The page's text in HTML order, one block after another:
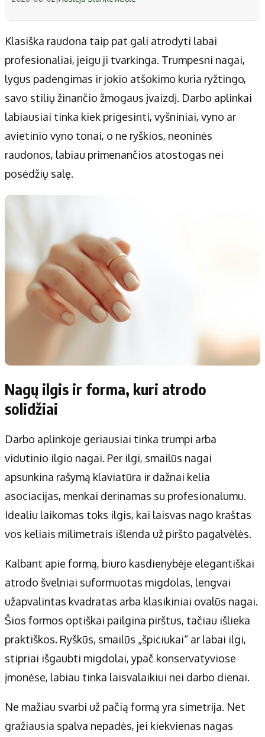
Klasiška raudona taip pat gali atrodyti labai
profesionaliai, jeigu ji tvarkinga. Trumpesni nagai,
lygus padengimas ir jokio atšokimo kuria ryžtingo,
savo stilių žinančio žmogaus įvaizdį. Darbo aplinkai
labiausiai tinka kiek prigesinti, vyšniniai, vyno ar
avietinio vyno tonai, o ne ryškios, neoninės
raudonos, labiau primenančios atostogas nei
posėdžių salę.
Nagų ilgis ir forma, kuri atrodo
solidžiai
Darbo aplinkoje geriausiai tinka trumpi arba
vidutinio ilgio nagai. Per ilgi, smailūs nagai
apsunkina rašymą klaviatūra ir dažnai kelia
asociacijas, menkai derinamas su profesionalumu.
Idealiu laikomas toks ilgis, kai laisvas nago kraštas
vos keliais milimetrais išlenda už piršto pagalvėlės.
Kalbant apie formą, biuro kasdienybėje elegantiškai
atrodo švelniai suformuotas migdolas, lengvai
užapvalintas kvadratas arba klasikiniai ovalūs nagai.
Šios formos optiškai pailgina pirštus, tačiau išlieka
praktiškos. Ryškūs, smailūs „špiciukai“ ar labai ilgi,
stipriai išgaubti migdolai, ypač konservatyviose
įmonėse, labiau tinka laisvalaikiui nei darbo dienai.
Ne mažiau svarbi už pačią formą yra simetrija. Net
gražiausia spalva nepadės, jei kiekvienas nagas